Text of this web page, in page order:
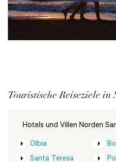
Touristische Reiseziele
Hotels und Villen Norden
Olbia
Santa Teresa